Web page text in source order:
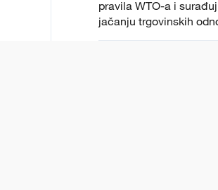
pravila WTO-a i
jačanju trgovinskih